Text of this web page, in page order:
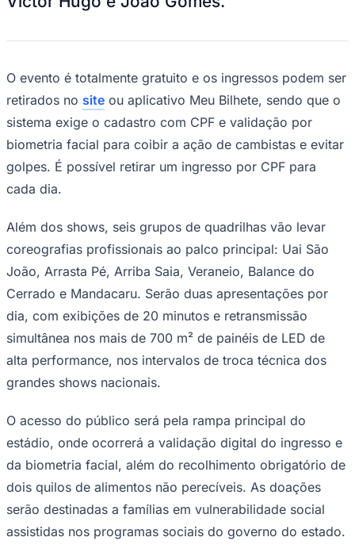
Turismo
Parques & Represas
Cidades da Região
Santana de ParnaíbaOsascoCarapicuíba JandiraItapeviCotiaPirapora
do Bom JesusAraçariguama Cajamar Caieiras Franco da
Rocha
Francisco Morato Taboão da SerraEmbu das Artes
Para Sua Empresa
Anuncie Regional
Guia de Empresas
Vagas na Região
Guia Comercial
Selo Verificado
Portal Educacional
Agenda de Vestibulares
Concursos
Panorama Econômico
Panorama Econômico
Para Sua Empresa
Verificar EmpresaNovo
Novo
Publicidade Legal
NFL
Fórmula 1
UFC
Tênis (ATP)
O evento é totalmente gratuito e os ingressos podem ser
retirados no site ou aplicativo Meu Bilhete, sendo que o
sistema exige o cadastro com CPF e validação por
biometria facial para coibir a ação de cambistas e evitar
golpes. É possível retirar um ingresso por CPF para
cada dia.
Além dos shows, seis grupos de quadrilhas vão levar
coreografias profissionais ao palco principal: Uai São
João, Arrasta Pé, Arriba Saia, Veraneio, Balance do
Cerrado e Mandacaru. Serão duas apresentações por
dia, com exibições de 20 minutos e retransmissão
simultânea nos mais de 700 m² de painéis de LED de
alta performance, nos intervalos de troca técnica dos
grandes shows nacionais.
O acesso do público será pela rampa principal do
estádio, onde ocorrerá a validação digital do ingresso e
da biometria facial, além do recolhimento obrigatório de
dois quilos de alimentos não perecíveis. As doações
serão destinadas a famílias em vulnerabilidade social
assistidas nos programas sociais do governo do estado.